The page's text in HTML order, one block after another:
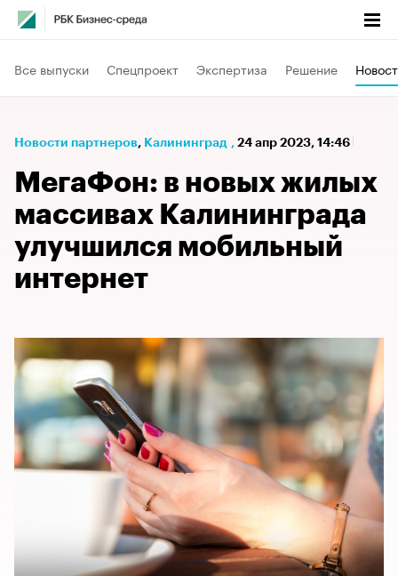
Все выпуски Спецпроект Экспертиза Решение
Новости партнеров⁠, Калининград , 24 апр 2023, 14:46
МегаФон: в новых жилых
массивах Калининграда
улучшился мобильный
интернет